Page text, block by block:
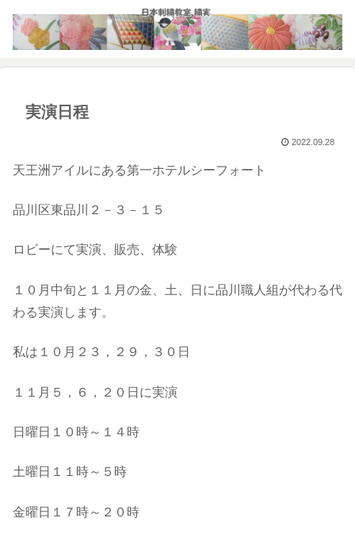
実演日程
2022.09.28
天王洲アイルにある第一ホテルシーフォート
品川区東品川２－３－１５
ロビーにて実演、販売、体験
１０月中旬と１１月の金、土、日に品川職人組が代わる代
わる実演します。
私は１０月２３，２９，３０日
１１月５，６，２０日に実演
日曜日１０時～１４時
土曜日１１時～５時
金曜日１７時～２０時